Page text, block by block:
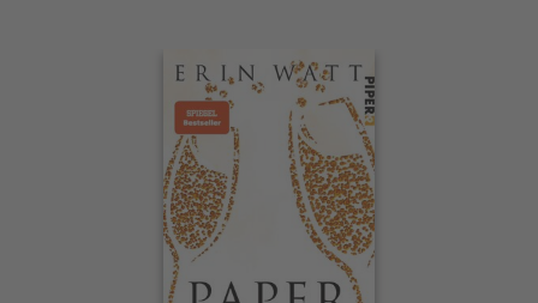
Interaktives